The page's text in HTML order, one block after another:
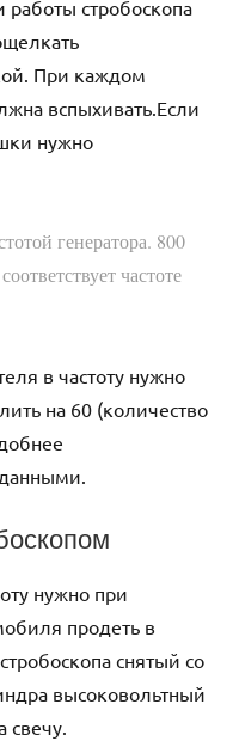
стробоскопа
При каждом
вспыхивать.Если
нужно
генератора. 800
частоте
в частоту нужно
на 60 (количество
нужно при
продеть в
снятый со
высоковольтный
свечу.